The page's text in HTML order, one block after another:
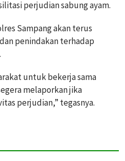
perjudian sabung ayam.
Sampang akan terus
penindakan terhadap
untuk bekerja sama
melaporkan jika
perjudian,” tegasnya.